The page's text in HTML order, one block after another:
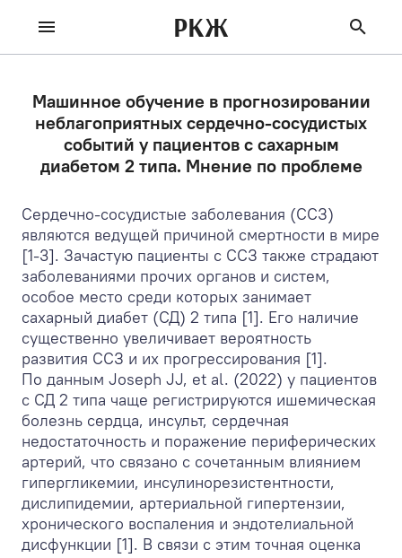
РКЖ
Машинное обучение в прогнозировании
неблагоприятных сердечно-сосудистых
событий у пациентов с сахарным
диабетом 2 типа. Мнение по проблеме
Сердечно-сосудистые заболевания (ССЗ)
являются ведущей причиной смертности в мире
[1-3]. Зачастую пациенты с ССЗ также страдают
заболеваниями прочих органов и систем,
особое место среди которых занимает
сахарный диабет (СД) 2 типа [1]. Его наличие
существенно увеличивает вероятность
развития ССЗ и их прогрессирования [1].
По данным Joseph JJ, et al. (2022) у пациентов
с СД 2 типа чаще регистрируются ишемическая
болезнь сердца, инсульт, сердечная
недостаточность и поражение периферических
артерий, что связано с сочетанным влиянием
гипергликемии, инсулинорезистентности,
дислипидемии, артериальной гипертензии,
хронического воспаления и эндотелиальной
дисфункции [1]. В связи с этим точная оценка